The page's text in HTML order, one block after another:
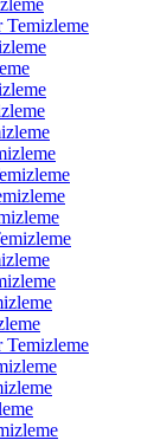
Temizleme
Temizleme